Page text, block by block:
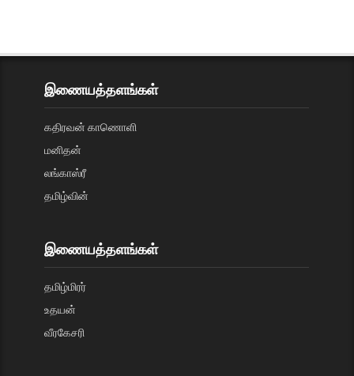
இணையத்தளங்கள்
கதிரவன் காணொளி
மனிதன்
லங்காஸ்ரீ
தமிழ்வின்
இணையத்தளங்கள்
தமிழ்மிரர்
உதயன்
வீரகேசரி